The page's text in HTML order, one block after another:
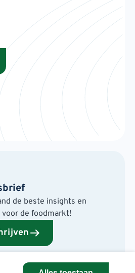
de beste insights en
de foodmarkt!